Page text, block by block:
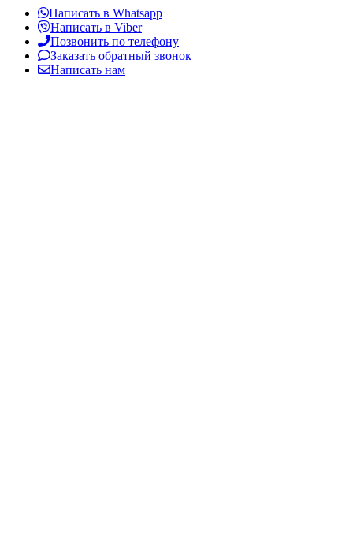
Написать в Whatsapp
Написать в Viber
Позвонить по телефону
Заказать обратный звонок
Написать нам